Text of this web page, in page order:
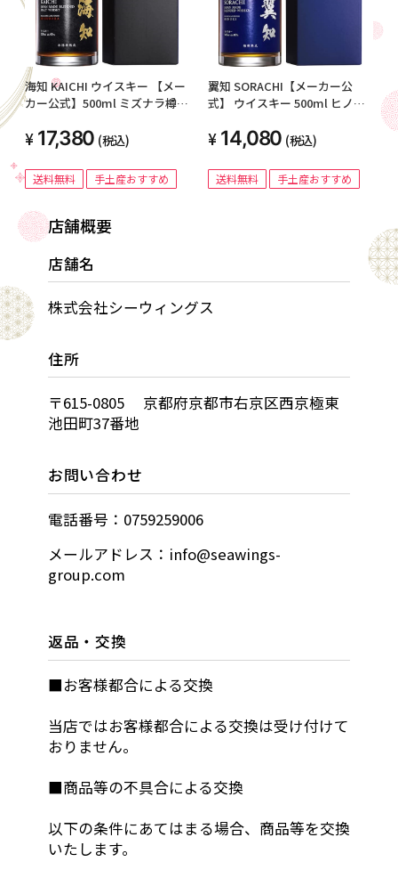
海知 KAICHI ウイスキー 【メー
カー公式】500ml ミズナラ樽
【ギフト プレゼントにも最適】
17,380 (税込)
送料無料 手土産おすすめ
翼知 SORACHI【メーカー公
式】 ウイスキー 500ml ヒノキ
入り 【ギフト プレゼントにも
14,080 (税込)
送料無料 手土産おすすめ
店舗概要
店舗名
株式会社シーウィングス
住所
〒615-0805 京都府京都市右京区西京極東
池田町37番地
お問い合わせ
電話番号：0759259006
メールアドレス：info@seawings-
group.com
返品・交換
■お客様都合による交換
当店ではお客様都合による交換は受け付けて
おりません。
■商品等の不具合による交換
以下の条件にあてはまる場合、商品等を交換
いたします。